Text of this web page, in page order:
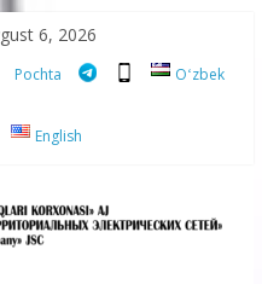
6, 2026
Pochta Oʻzbek
English